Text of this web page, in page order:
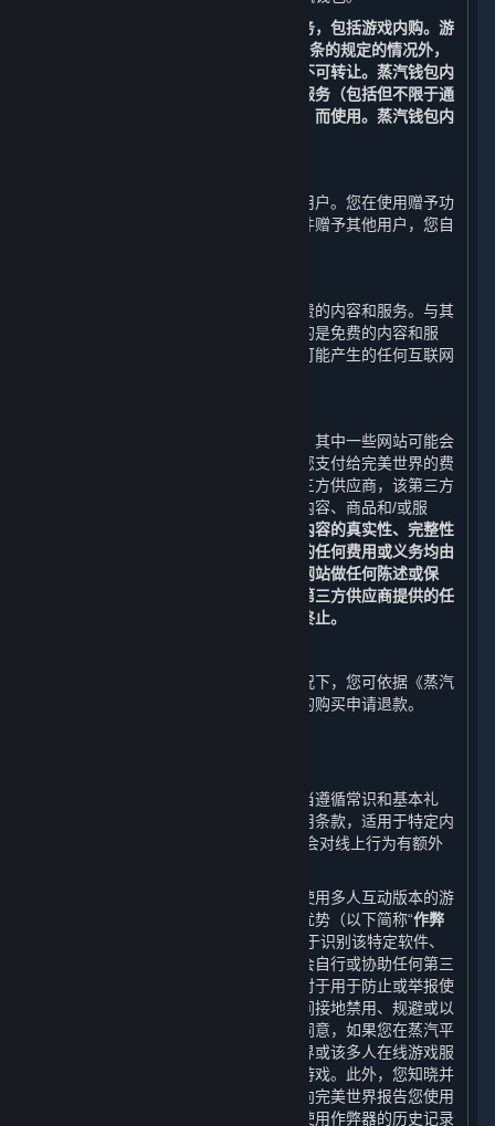
您可以使用蒸汽钱包余额购买内容和服务，包括游戏内购。游
戏内购仅可通过蒸汽钱包进行。除第3.G条的规定的情况外，
充值至蒸汽钱包内的余额不可退款，亦不可转让。蒸汽钱包内
的余额仅能通过蒸汽平台为购买内容和服务（包括但不限于通
过蒸汽平台提供的游戏和其他应用程序）而使用。蒸汽钱包内
您可以通过平台将游戏或软件赠予其他用户。您在使用赠予功
能时应知悉并确认一旦您将该游戏或软件赠予其他用户，您自
在一些情况下，完美世界可能会提供免费的内容和服务。与其
他内容和服务一样，即使完美世界提供的是免费的内容和服
务，您也必须自行负担使用蒸汽平台时可能产生的任何互联网
蒸汽平台可能会提供第三方网站的链接。其中一些网站可能会
向您额外收取费用，该等费用不包括在您支付给完美世界的费
用之内。您可能会通过蒸汽平台访问第三方供应商，该第三方
供应商可能在蒸汽平台或互联网上提供内容、商品和/或服
您有义务自行确认第三方网站及其内容的真实性、完整性
和可信性。您与该等第三方交易中产生的任何费用或义务均由
您自行承担。完美世界不对任何第三方网站做任何陈述或保
证。请特别注意，完美世界不保证通过第三方供应商提供的任
何内容和服务不会被改变、被暂停或被终止。
在不与任何您享有的法定权利冲突的情况下，您可依据《蒸汽
平台退款政策》就您在蒸汽平台上进行的购买申请退款。
您的在线行为以及与其他用户的互动应当遵循常识和基本礼
仪。根据特定游戏或其他服务适用的使用条款，适用于特定内
容和服务的开发方/运营方条款中可能还会对线上行为有额外
某些软件、硬件程序或功能可能在用户使用多人互动版本的游
戏或其修改版本中给予用户不公平竞争优势（以下简称“作弊
”），蒸汽平台以及内容和服务具有用于识别该特定软件、
硬件程序或功能之功能。您同意，您不会自行或协助任何第三
方以任何形式开发制作或使用作弊器。对于用于防止或举报使
用作弊器的软件，您同意您不会直接或间接地禁用、规避或以
其他方式干扰该软件的运行。您知晓并同意，如果您在蒸汽平
台或内容和服务中使用作弊器，完美世界或该多人在线游戏服
务提供方可能将禁止您参与该多人在线游戏。此外，您知晓并
同意，多人在线游戏服务提供方可能会向完美世界报告您使用
作弊器的情况，完美世界也可能会将您使用作弊器的历史记录